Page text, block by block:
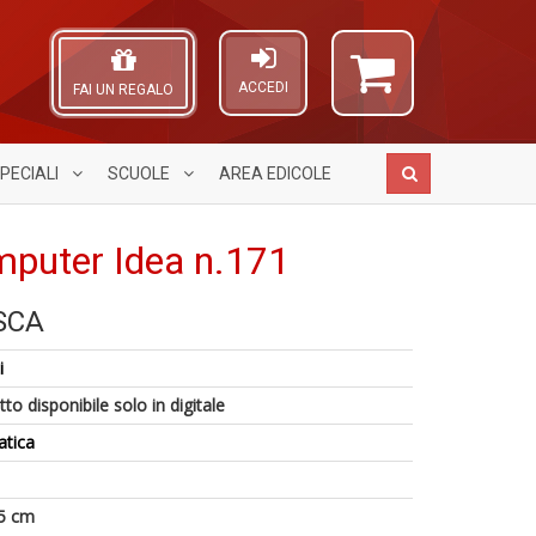
ACCEDI
FAI UN REGALO
SCUOLE AREA EDICOLE
Idea n.171
disponibile solo in digitale
cm